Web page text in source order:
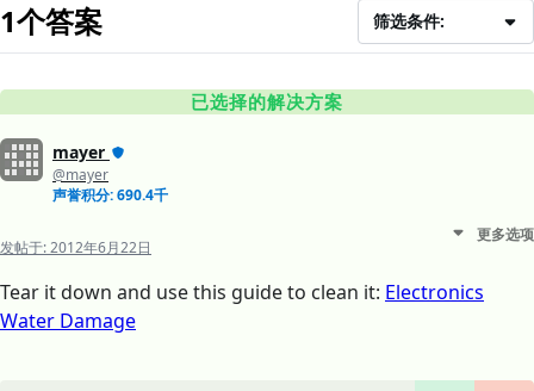
1个答案 筛选条件:
已选择的解决方案
mayer
@mayer
声誉积分: 690.4千
发帖于:2012年6月22日
更多选项
Tear it down and use this guide to clean it: Electronics
Water Damage